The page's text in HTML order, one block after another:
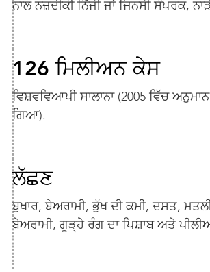
ਨਾਲ ਨਜ਼ਦੀਕੀ ਨਿੱਜੀ ਜਾਂ ਜਿਨਸੀ ਸੰਪਰਕ,
126 ਮਿਲੀਅਨ ਕੇਸ
ਵਿਸ਼ਵਵਿਆਪੀ ਸਾਲਾਨਾ (2005 ਵਿੱਚ
ਗਿਆ).
ਲੱਛਣ
ਬੁਖਾਰ, ਬੇਅਰਾਮੀ, ਭੁੱਖ ਦੀ ਕਮੀ, ਦਸਤ,
ਬੇਅਰਾਮੀ, ਗੂੜ੍ਹੇ ਰੰਗ ਦਾ ਪਿਸ਼ਾਬ ਅਤੇ